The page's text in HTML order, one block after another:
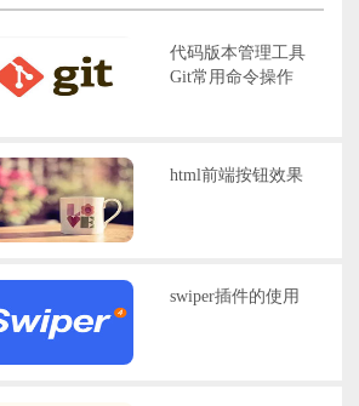
代码版本管理工具
Git常用命令操作
html前端按钮效果
swiper插件的使用